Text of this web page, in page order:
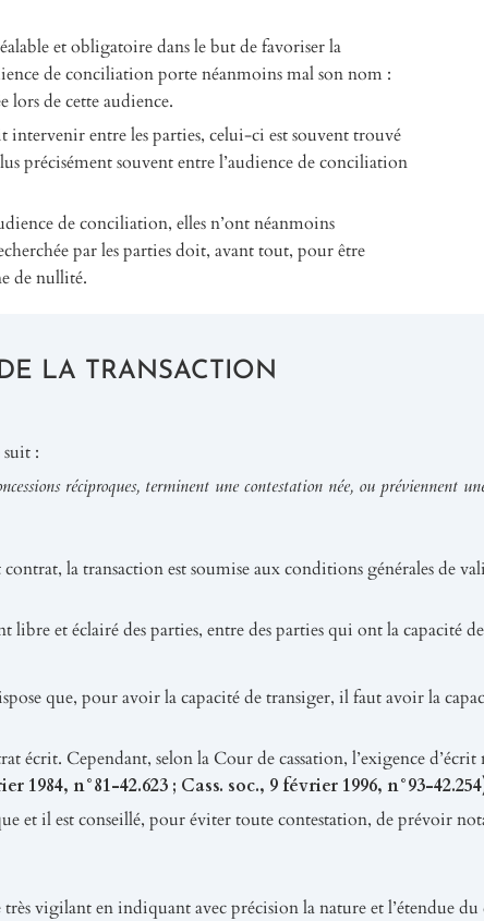
et obligatoire dans le but de favoriser la
de conciliation porte néanmoins mal son nom :
lors de cette audience.
entre les parties, celui-ci est souvent trouvé
précisément souvent entre l’audience de conciliation
de conciliation, elles n’ont néanmoins
par les parties doit, avant tout, pour être
de nullité.
LA TRANSACTION
:
réciproques, terminent une contestation née, ou préviennent
la transaction est soumise aux conditions générales de
libre et éclairé des parties, entre des parties qui ont la capacité
que, pour avoir la capacité de transiger, il faut avoir la
écrit. Cependant, selon la Cour de cassation, l’exigence
1984, n°81-42.623 ; Cass. soc., 9 février 1996, n°93-
et il est conseillé, pour éviter toute contestation, de prévoir
vigilant en indiquant avec précision la nature et l’étendue